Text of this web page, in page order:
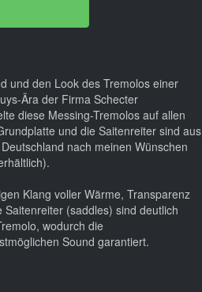
und den Look des Tremolos einer
Ära der Firma Schecter
diese Messing-Tremolos auf allen
und die Saitenreiter sind aus
nach meinen Wünschen
Klang voller Wärme, Transparenz
(saddles) sind deutlich
wodurch die
Sound garantiert.